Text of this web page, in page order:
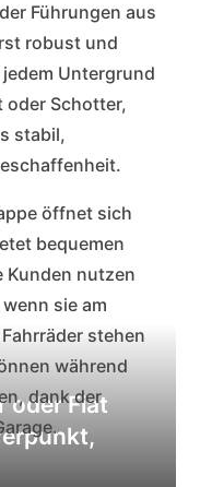
Führungen aus
robust und
Untergrund
oder Schotter,
stabil,
öffnet sich
bequemen
Kunden nutzen
sie am
stehen
während
dank der